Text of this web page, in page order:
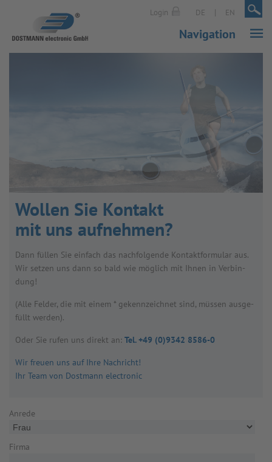
Login DE | EN |
Navigation
Wol­len Sie Kon­takt
mit uns auf­neh­men?
Dann fül­len Sie ein­fach das nach­fol­gende Kon­takt­for­mu­lar aus.
Wir set­zen uns dann so bald wie mög­lich mit Ihnen in Ver­bin­
dung!
(Alle Fel­der, die mit einem * gekenn­zeich­net sind, müs­sen aus­ge­
füllt wer­den).
Oder Sie rufen uns direkt an: Tel. +49 (0)9342 8586-0
Wir freuen uns auf Ihre Nachricht!
Ihr Team von Dostmann electronic
Anrede
Firma